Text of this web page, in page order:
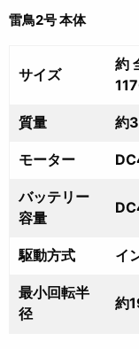
雷鳥2号 本体
サイズ
約
質量 約
モーター
バッテリー
容量
駆動方式 イ
最小回転半
径
約